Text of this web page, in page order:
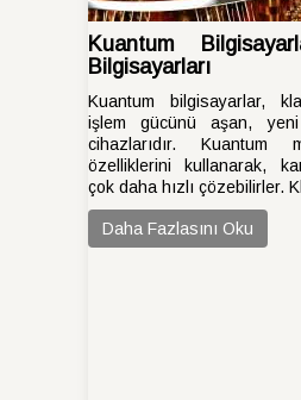
Kuantum
Bilgisayarları
Kuantum bilgisayarlar,
işlem gücünü aşan,
cihazlarıdır. Kuantum
özelliklerini kullanarak,
çok daha hızlı çözebilirler.
Daha Fazlasını Oku